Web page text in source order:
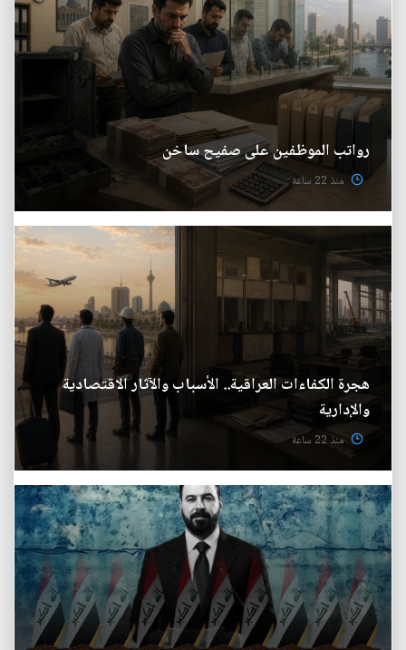
رواتب الموظفين على صفيح ساخن
منذ 22 ساعة
هجرة الكفاءات العراقية.. الأسباب والآثار الاقتصادية
والإدارية
منذ 22 ساعة